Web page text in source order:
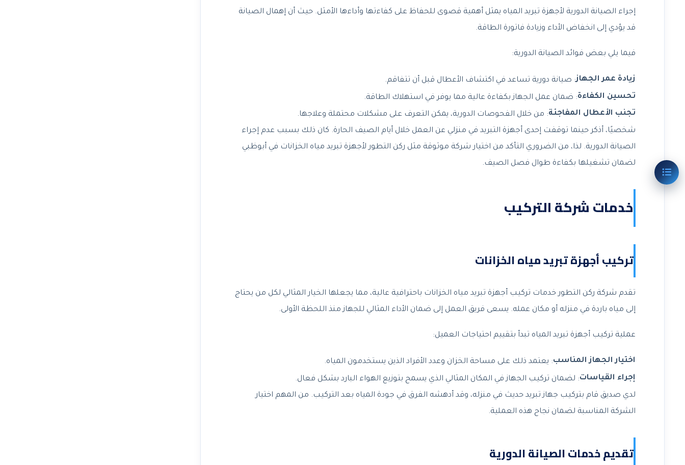
إجراء الصيانة الدورية لأجهزة تبريد المياه يمثل أهمية قصوى للحفاظ على كفاءتها وأداءها الأمثل. حيث أن إهمال الصيانة
قد يؤدي إلى انخفاض الأداء وزيادة فاتورة الطاقة.
فيما يلي بعض فوائد الصيانة الدورية:
زيادة عمر الجهاز: صيانة دورية تساعد في اكتشاف الأعطال قبل أن تتفاقم.
تحسين الكفاءة: ضمان عمل الجهاز بكفاءة عالية مما يوفر في استهلاك الطاقة.
تجنب الأعطال المفاجئة: من خلال الفحوصات الدورية، يمكن التعرف على مشكلات محتملة وعلاجها.
شخصيًا، أذكر حينما توقفت إحدى أجهزة التبريد في منزلي عن العمل خلال أيام الصيف الحارة. كان ذلك بسبب عدم إجراء
الصيانة الدورية. لذا، من الضروري التأكد من اختيار شركة موثوقة مثل ركن التطور لأجهزة تبريد مياه الخزانات في أبوظبي
لضمان تشغيلها بكفاءة طوال فصل الصيف.
خدمات شركة التركيب
تركيب أجهزة تبريد مياه الخزانات
تقدم شركة ركن التطور خدمات تركيب أجهزة تبريد مياه الخزانات باحترافية عالية، مما يجعلها الخيار المثالي لكل من يحتاج
إلى مياه باردة في منزله أو مكان عمله. يسعى فريق العمل إلى ضمان الأداء المثالي للجهاز منذ اللحظة الأولى.
عملية تركيب أجهزة تبريد المياه تبدأ بتقييم احتياجات العميل:
اختيار الجهاز المناسب: يعتمد ذلك على مساحة الخزان وعدد الأفراد الذين يستخدمون المياه.
إجراء القياسات: لضمان تركيب الجهاز في المكان المثالي الذي يسمح بتوزيع الهواء البارد بشكل فعال.
لدي صديق قام بتركيب جهاز تبريد حديث في منزله، وقد أدهشه الفرق في جودة المياه بعد التركيب. من المهم اختيار
الشركة المناسبة لضمان نجاح هذه العملية.
تقديم خدمات الصيانة الدورية